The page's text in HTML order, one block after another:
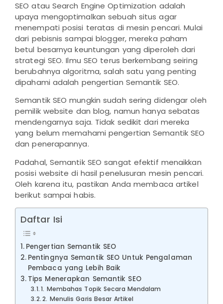
SEO atau Search Engine Optimization adalah
upaya mengoptimalkan sebuah situs agar
menempati posisi teratas di mesin pencari. Mulai
dari pebisnis sampai blogger, mereka paham
betul besarnya keuntungan yang diperoleh dari
strategi SEO. Ilmu SEO terus berkembang seiring
berubahnya algoritma, salah satu yang penting
dipahami adalah pengertian Semantik SEO.
Semantik SEO mungkin sudah sering didengar oleh
pemilik website dan blog, namun hanya sebatas
mendengarnya saja. Tidak sedikit dari mereka
yang belum memahami pengertian Semantik SEO
dan penerapannya.
Padahal, Semantik SEO sangat efektif menaikkan
posisi website di hasil penelusuran mesin pencari.
Oleh karena itu, pastikan Anda membaca artikel
berikut sampai habis.
Daftar Isi
Pengertian Semantik SEO
Pentingnya Semantik SEO Untuk Pengalaman
Pembaca yang Lebih Baik
Tips Menerapkan Semantik SEO
1. Membahas Topik Secara Mendalam
2. Menulis Garis Besar Artikel